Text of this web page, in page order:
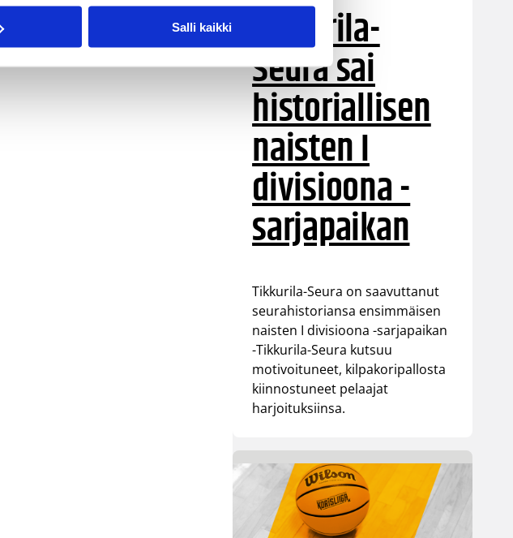
Salli kaikki Tikkurila-
Seura sai
historiallisen
naisten I
divisioona -
sarjapaikan
Tikkurila-Seura on saavuttanut
seurahistoriansa ensimmäisen
naisten I divisioona -sarjapaikan
-Tikkurila-Seura kutsuu
motivoituneet, kilpakoripallosta
kiinnostuneet pelaajat
harjoituksiinsa.